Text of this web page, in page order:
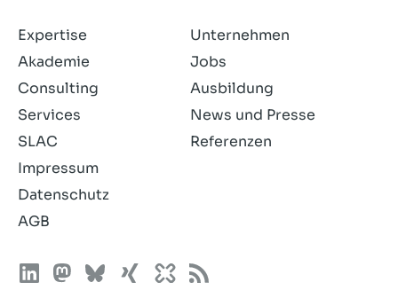
Expertise
Akademie
Consulting
Services
SLAC
Unternehmen
Jobs
Ausbildung
News und Presse
Referenzen
Impressum
Datenschutz
AGB